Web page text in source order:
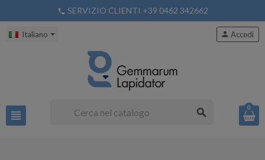
phone SERVIZIO CLIENTI +39 0462 342662
Italiano
view_headline search
person Accedi
0